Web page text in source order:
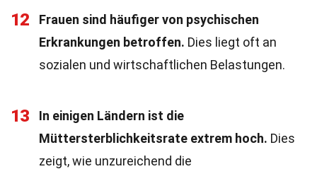
12
Frauen sind häufiger von psychischen
Erkrankungen betroffen. Dies liegt oft an
sozialen und wirtschaftlichen Belastungen.
13
In einigen Ländern ist die
Müttersterblichkeitsrate extrem hoch. Dies
zeigt, wie unzureichend die